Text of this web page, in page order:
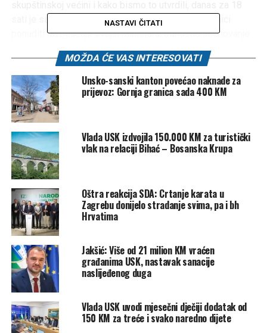
sati je sazvana Skupština USK. SDA će na toj sjednici
ponuditi razrješenje svojih ministara, odnosno imenovanje
nastavljamo raditi u punom kapacitetu. Prilično sam siguran
da će ishod biti pozitivan. Ako ne bude tako, onda će se
morati pristupiti formiranju nove skupštinske većine”,
naglasio je Musić.
Pitali smo ga da li je tačno da je SDA bila spremna ponuditi
koalicionim partnerima, prvenstveno SDP-u i NiP-u, više
pozicija kako bi aktuelna vlada opstala.
“To nije tačna informacija, niti je to bila tema. Naši trenutni
partneri ističu zadovoljstvo saradnjom sa SDA u proteklih
godinu i po. Ovdje je riječ o određenoj promjeni odnosa na
entitetskom nivou, što se odrazilo na kantonalni nivo. Tako
da su u skladu s uputama iz stranačkih centrala bili
primorani ući u razgovore o promjeni političkih odnosa u
Skupštini USK”, tvrdi.
nije postojala volja za tim ili što nije postojao skupštinski
kapacitet za to. Ponovio je da je namjera SDA spriječiti
NASTAVI ČITATI
MOŽDA ĆE VAS INTERESOVATI
Unsko-sanski kanton povećao naknade za
prijevoz: Gornja granica sada 400 KM
Vlada USK izdvojila 150.000 KM za turistički
vlak na relaciji Bihać – Bosanska Krupa
Oštra reakcija SDA: Crtanje karata u
Zagrebu donijelo stradanje svima, pa i bh
Hrvatima
Jakšić: Više od 21 milion KM vraćen
građanima USK, nastavak sanacije
naslijeđenog duga
Vlada USK uvodi mjesečni dječiji dodatak od
150 KM za treće i svako naredno dijete